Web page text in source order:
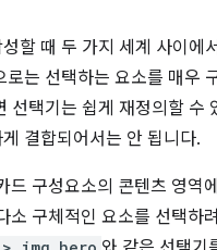
할 때 두 가지 세계 사이에
로는 선택하는 요소를 매우
선택기는 쉽게 재정의할 수
결합되어서는 안 됩니다.
드 구성요소의 콘텐츠 영역
소 구체적인 요소를 선택하